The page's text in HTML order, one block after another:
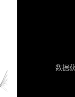
数据